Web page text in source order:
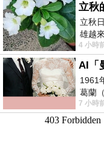
立秋
立秋
雄越
天的
4 小時
1961
葛蘭
2004
7 小時